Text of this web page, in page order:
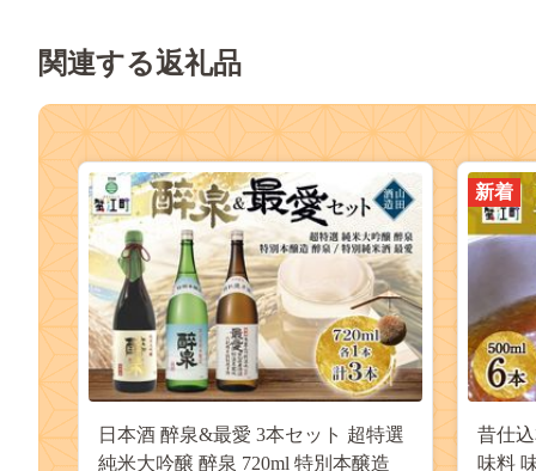
関連する返礼品
日本酒 醉泉&最愛 3本セット 超特選
純米大吟醸 醉泉 720ml 特別本醸造
新着
昔仕
味料